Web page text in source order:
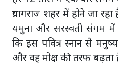
प्रयागराज शहर में होने जा
यमुना और सरस्वती संगम में
कि इस पवित्र स्नान से
और वह मोक्ष की तरफ बढ़ता